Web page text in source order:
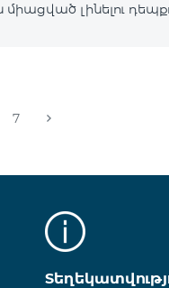
լինելու
7